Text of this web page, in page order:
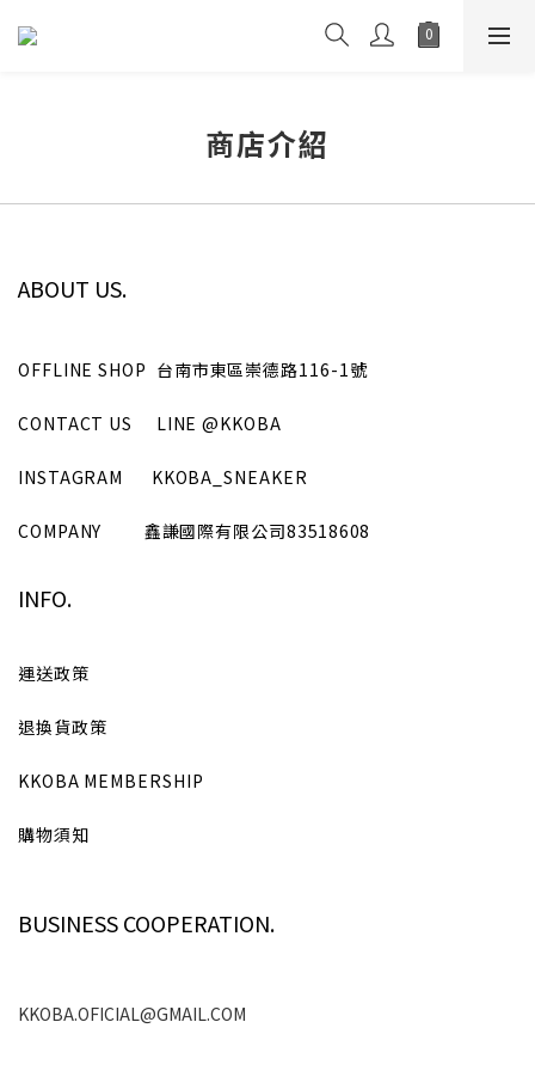
商店介紹
ABOUT US.
OFFLINE SHOP 台南市東區崇德路116-1號
CONTACT US LINE @KKOBA
INSTAGRAM KKOBA_SNEAKER
COMPANY 鑫謙國際有限公司83518608
INFO.
運送政策
退換貨政策
KKOBA MEMBERSHIP
購物須知
BUSINESS COOPERATION.
KKOBA.OFICIAL@GMAIL.COM